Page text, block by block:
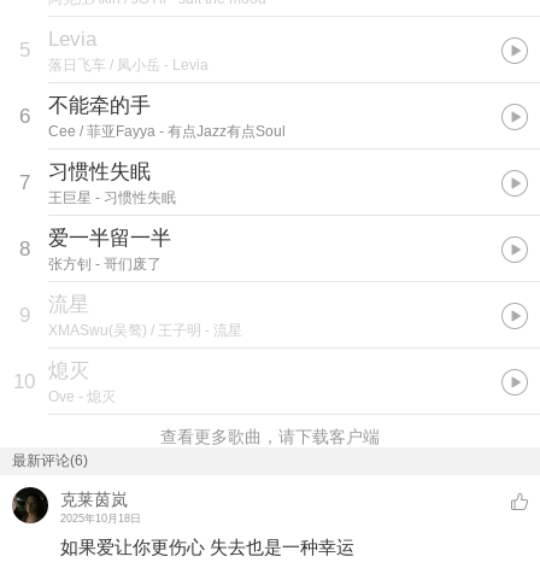
5 Levia
落日飞车 / 凤小岳 - Levia
6 不能牵的手
Cee / 菲亚Fayya - 有点Jazz有点Soul
7 习惯性失眠
王巨星 - 习惯性失眠
8 爱一半留一半
张方钊 - 哥们废了
9 流星
XMASwu(吴骜) / 王子明 - 流星
10 熄灭
Ove - 熄灭
查看更多歌曲，请下载客户端
最新评论(6)
克莱茵岚
2025年10月18日
如果爱让你更伤心 失去也是一种幸运